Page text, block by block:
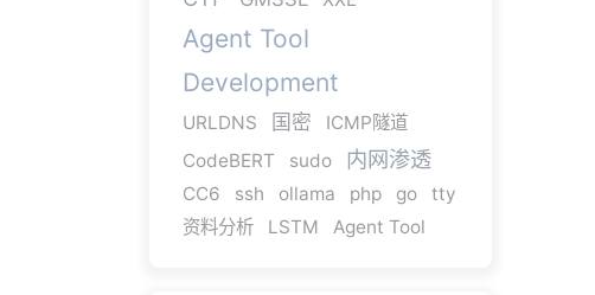
Agent Tool
Development
URLDNS 国密
ICMP隧道
CodeBERT
sudo 内网渗透
CC6 ssh ollama php go
tty
资料分析
LSTM Agent Tool